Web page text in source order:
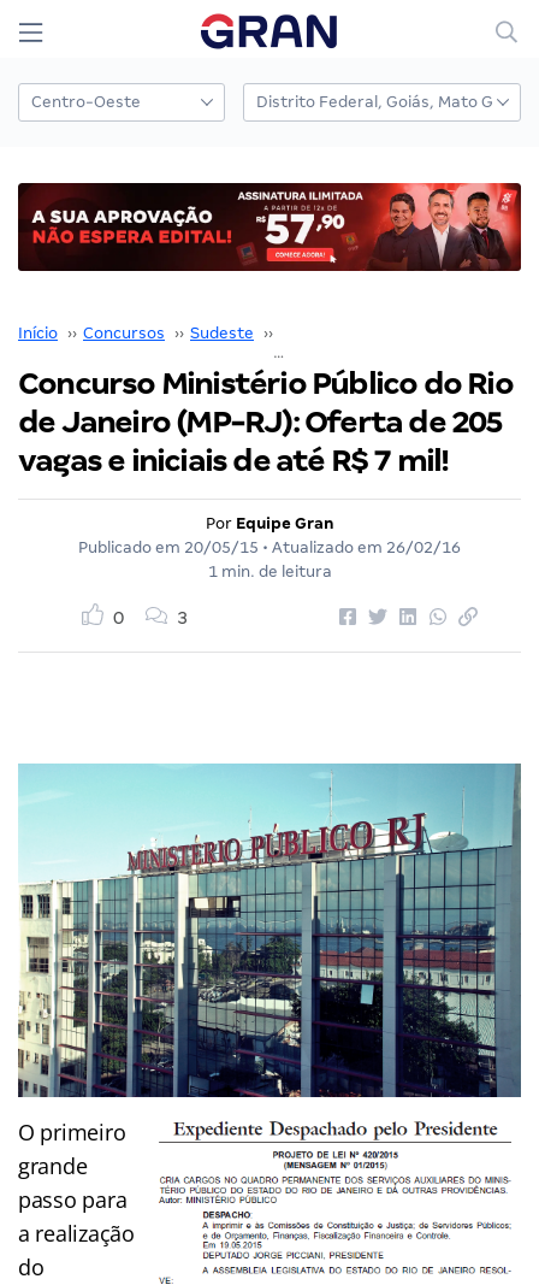
Início ›› Concursos ›› Sudeste ››
Concurso Ministério Público do Rio
de Janeiro (MP-RJ): Oferta de 205
vagas e iniciais de até R$ 7 mil!
Por Equipe Gran
Publicado em 20/05/15 • Atualizado em 26/02/16
1 min. de leitura
0 3
O primeiro
grande
passo para
a realização
do